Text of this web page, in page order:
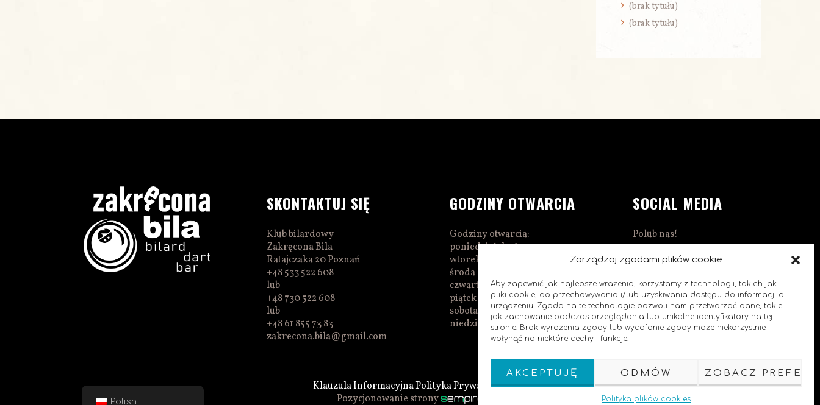
Zarządzaj zgodami plików cookie
Aby zapewnić jak najlepsze wrażenia, korzystamy z technologii, takich jak
pliki cookie, do przechowywania i/lub uzyskiwania dostępu do informacji o
urządzeniu. Zgoda na te technologie pozwoli nam przetwarzać dane, takie
jak zachowanie podczas przeglądania lub unikalne identyfikatory na tej
stronie. Brak wyrażenia zgody lub wycofanie zgody może niekorzystnie
wpłynąć na niektóre cechy i funkcje.
AKCEPTUJĘ ODMÓW ZOBACZ
Polityka plików cookies
(brak tytułu)
(brak tytułu)
SKONTAKTUJ SIĘ
Klub bilardowy
Zakręcona Bila
Ratajczaka 20 Poznań
+48 533 522 608
lub
+48 730 522 608
lub
+48 61 855 73 83
zakrecona.bila@gmail.com
GODZINY OTWARCIA
Godziny otwarcia:
poniedziałek 16:00–01:00
wtorek 16:00–01:00
środa 16:00–01:00
czwartek 15:00–01:00
piątek 15:00–02:00
sobota 14:00–02:00
niedziela 14:00–00:00
SOCIAL MEDIA
Polub nas!
Klauzula InformacyjnaPolityka Prywatnosci
Pozycjonowanie strony
Polish